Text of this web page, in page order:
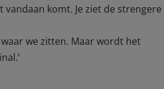
komt. Je ziet de strengere
waar we zitten. Maar wordt het